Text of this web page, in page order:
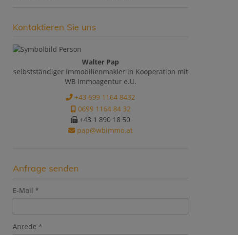
Kontaktieren Sie uns
Walter Pap
selbstständiger Immobilienmakler in Kooperation mit
WB Immoagentur e.U.
+43 699 1164 8432
0699 1164 84 32
+43 1 890 18 50
pap@wbimmo.at
Anfrage senden
E-Mail
Anrede